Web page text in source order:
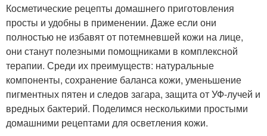
Косметические рецепты домашнего приготовления
просты и удобны в применении. Даже если они
полностью не избавят от потемневшей кожи на лице,
они станут полезными помощниками в комплексной
терапии. Среди их преимуществ: натуральные
компоненты, сохранение баланса кожи, уменьшение
пигментных пятен и следов загара, защита от УФ-лучей и
вредных бактерий. Поделимся несколькими простыми
домашними рецептами для осветления кожи.